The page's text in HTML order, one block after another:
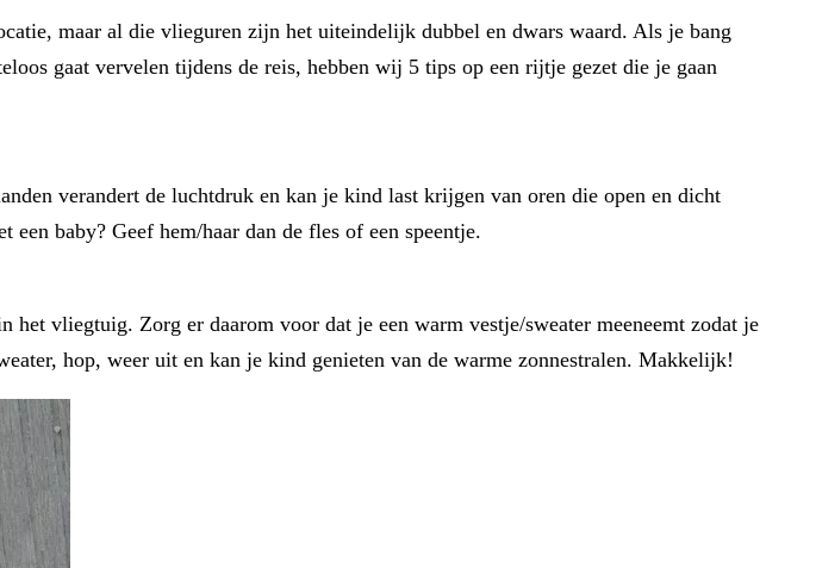
maar al die vlieguren zijn het uiteindelijk dubbel en dwars waard. Als je bang
gaat vervelen tijdens de reis, hebben wij 5 tips op een rijtje gezet die je gaan
verandert de luchtdruk en kan je kind last krijgen van oren die open en dicht
baby? Geef hem/haar dan de fles of een speentje.
vliegtuig. Zorg er daarom voor dat je een warm vestje/sweater meeneemt zodat je
hop, weer uit en kan je kind genieten van de warme zonnestralen. Makkelijk!